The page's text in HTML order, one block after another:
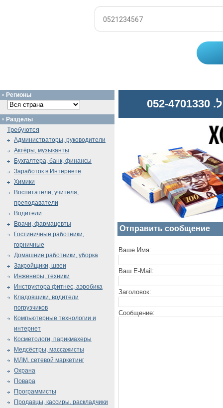
Отправить сообщение
Ваше Имя:
Ваш E-Mail:
Заголовок:
Сообщение:
Регионы
Разделы
Требуются
Администраторы, руководители
Актёры, музыканты
Бухгалтера, банк, финансы
Заработок в Интернете
Химики
Воспитатели, учителя,
преподаватели
Водители
Врачи, фармацевты
Гостиничные работники,
горничные
Домашние работники, уборка
Закройщики, швеи
Инженеры, техники
Инструктора фитнес, аэробика
Кладовщики, водители
погрузчиков
Компьютерные технологии и
интернет
Косметологи, парикмахеры
Медсёстры, массажисты
МЛМ, сетевой маркетинг
Охрана
Повара
Программисты
Продавцы, кассиры, раскладчики